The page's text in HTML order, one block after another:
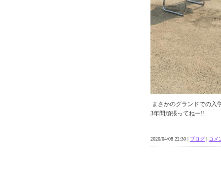
まさかのグランドでの入
3年間頑張ってねー‼︎
2020/04/08 22:30 | ブログ | コメ